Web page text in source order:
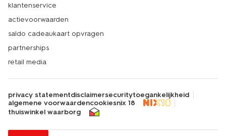
klantenservice
actievoorwaarden
saldo cadeaukaart opvragen
partnerships
retail media
privacy statementdisclaimersecuritytoegankelijkheid
algemene voorwaardencookiesnix 18
thuiswinkel waarborg